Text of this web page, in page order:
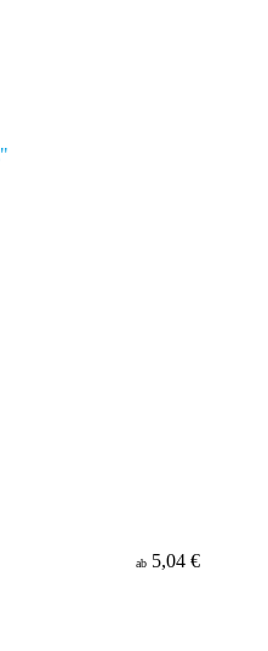
ab 5,04 €